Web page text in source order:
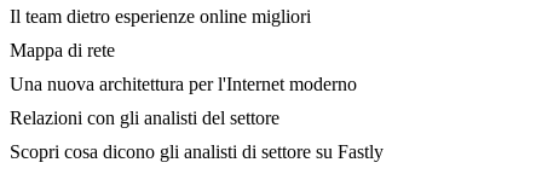
Il team dietro esperienze online migliori
Mappa di rete
Una nuova architettura per l'Internet moderno
Relazioni con gli analisti del settore
Scopri cosa dicono gli analisti di settore su Fastly